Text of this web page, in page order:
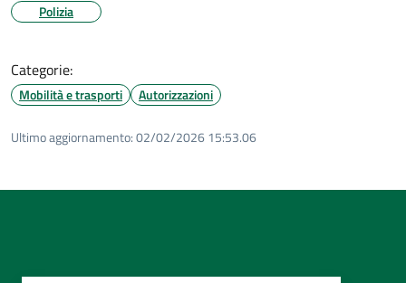
Polizia
Categorie:
Mobilità e trasporti Autorizzazioni
Ultimo aggiornamento:02/02/2026 15:53.06